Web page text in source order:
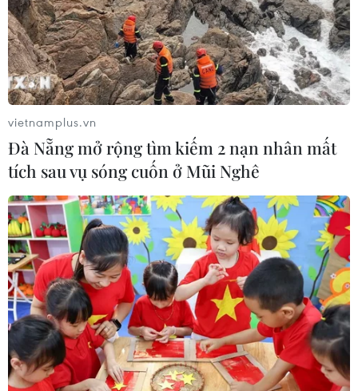
Hội chợ quy tụ nhiều đặc sản của các vùng miền. (Ảnh: Thanh
Tâm/Vietnam+)
Gian hàng của các câu lạc bộ khởi nghiệp thu hút người mua.
(Ảnh: Thanh Tâm/Vietnam+)
vietnamplus.vn
Đà Nẵng mở rộng tìm kiếm 2 nạn nhân mất
tích sau vụ sóng cuốn ở Mũi Nghê